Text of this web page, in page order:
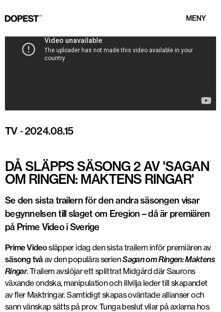
MENY
TV-2024.08.15
DÅ SLÄPPS SÄSONG 2 AV 'SAGAN
OM RINGEN: MAKTENS RINGAR'
Se den sista trailern för den andra säsongen visar
begynnelsen till slaget om Eregion – då är premiären
på Prime Video i Sverige
Prime Videosläpper idag den sista trailern inför premiären av
säsong tvåav den populära serienSagan om Ringen: Maktens
Ringar. Trailern avslöjar ett splittrat Midgård där Saurons
växande ondska, manipulation och illvilja leder till skapandet
av fler Maktringar. Samtidigt skapas oväntade allianser och
sann vänskap sätts på prov. Tunga beslut vilar på axlarna hos